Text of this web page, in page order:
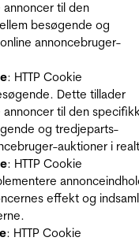
til den
besøgende og
annoncebruger-
: HTTP Cookie
Dette tillader
til den
og tredjeparts-
auktioner i
: HTTP Cookie
effekt og
: HTTP Cookie